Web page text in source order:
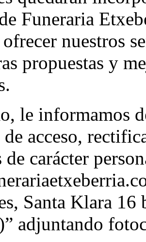
Funeraria
nuestros
propuestas y
le informamos
de acceso,
de carácter
Santa Klara
adjuntando